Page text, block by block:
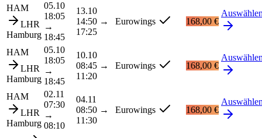
HAM
LHR
Hamburg
05.10
18:05
→
18:45
13.10
14:50 →
17:25
Eurowings 168,00 €
HAM
LHR
Hamburg
05.10
18:05
→
18:45
10.10
08:45 →
11:20
Eurowings 168,00 €
HAM
LHR
Hamburg
02.11
07:30
→
08:10
04.11
08:50 →
11:30
Eurowings 168,00 €